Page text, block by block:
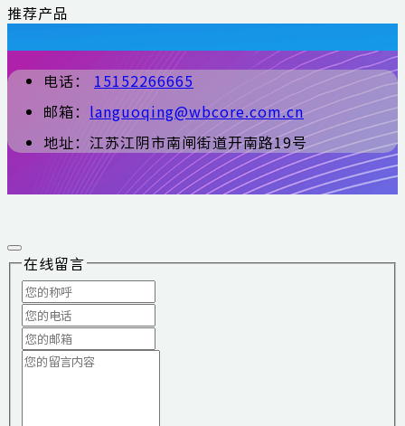
推荐产品
电话： 15152266665
邮箱： languoqing@wbcore.com.cn
地址：江苏江阴市南闸街道开南路19号
在线留言